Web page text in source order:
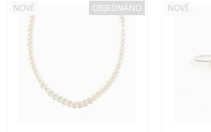
NOVÉ OBJEDNÁNO NOVÉ